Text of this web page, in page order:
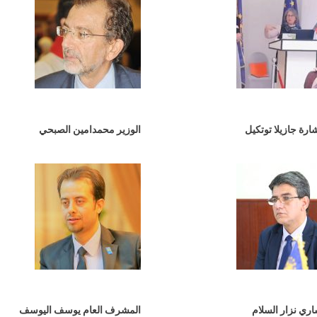
جازيلا توتكيل الوزير محمدامين الصبحي
نزار السلام المشرف العام يوسف اليوسف